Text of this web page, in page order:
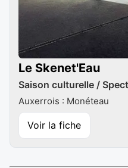
Le Skenet'Eau
Saison culturelle /
Auxerrois : Monéteau
Voir la fiche